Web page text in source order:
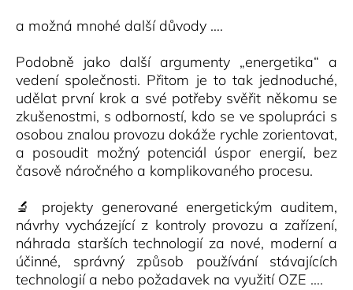
a možná mnohé další důvody ….
Podobně jako další argumenty „energetika“ a
vedení společnosti. Přitom je to tak jednoduché,
udělat první krok a své potřeby svěřit někomu se
zkušenostmi, s odborností, kdo se ve spolupráci s
osobou znalou provozu dokáže rychle zorientovat,
a posoudit možný potenciál úspor energií, bez
časově náročného a komplikovaného procesu.
🔬 projekty generované energetickým auditem,
návrhy vycházející z kontroly provozu a zařízení,
náhrada starších technologií za nové, moderní a
účinné, správný způsob používání stávajících
technologií a nebo požadavek na využití OZE ….